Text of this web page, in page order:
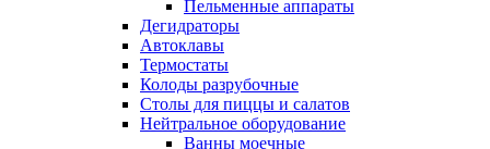
Пельменные аппараты
Дегидраторы
Автоклавы
Термостаты
Колоды разрубочные
Столы для пиццы и салатов
Нейтральное оборудование
Ванны моечные